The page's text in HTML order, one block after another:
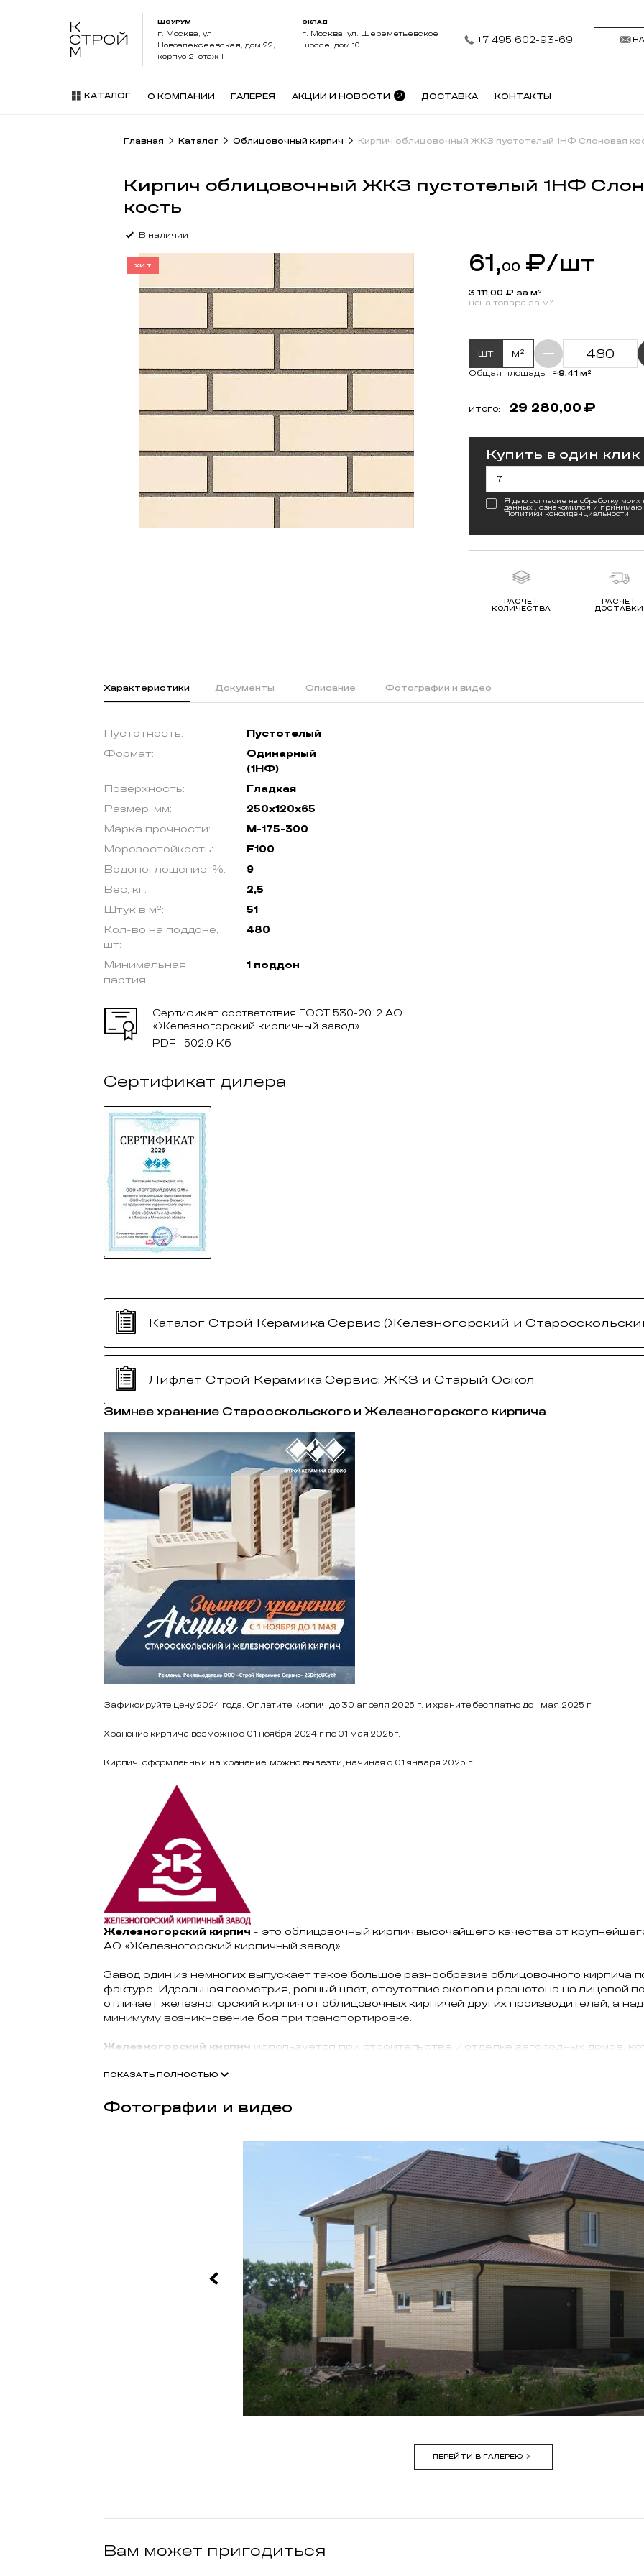
ШОУРУМ
г. Москва, ул.
Новоалексеевская, дом 22,
корпус 2, этаж 1
СКЛАД
г. Москва, ул. Шереметьевское
шоссе, дом 10
+7 495 602-93-69
КАТАЛОГ О КОМПАНИИ ГАЛЕРЕЯ АКЦИИ И НОВОСТИ 2 ДОСТАВКА КОНТАКТЫ
Главная Каталог Облицовочный кирпич Кирпич облицовочный ЖКЗ пустотелый 1НФ Слоновая
Кирпич облицовочный ЖКЗ пустотелый 1НФ
кость
В наличии
ХИТ 61,00 ₽/шт
3 111,00 ₽ за м²
цена товара за м²
шт м²
Общая площадь ≈9.41 м²
ИТОГО: 29 280,00 ₽
Купить в один клик
Я даю согласие на обработку
данных , ознакомился и принимаю
Политики конфиденциальности
РАСЧЕТ
КОЛИЧЕСТВА
РАСЧЕТ
ДОСТАВКИ
Характеристики Документы Описание Фотографии и видео
Пустотность:
Пустотелый
Формат:
Одинарный
(1НФ)
Поверхность:
Гладкая
Размер, мм:
250х120х65
Марка прочности:
М-175-300
Морозостойкость:
F100
Водопоглощение, %:
9
Вес, кг:
2,5
Штук в м²:
51
Кол-во на поддоне,
шт:
480
Минимальная
партия:
1 поддон
Сертификат соответствия ГОСТ 530-2012 АО
«Железногорский кирпичный завод»
PDF , 502.9 Кб
Сертификат дилера
Каталог Строй Керамика Сервис (Железногорский и
Лифлет Строй Керамика Сервис: ЖКЗ и Старый Оскол
Зимнее хранение Старооскольского и Железногорского кирпича
Зафиксируйте цену 2024 года. Оплатите кирпич до 30 апреля 2025 г. и храните бесплатно до 1 мая 2025 г.
Хранение кирпича возможно с 01 ноября 2024 г по 01 мая 2025г.
Кирпич, оформленный на хранение, можно вывезти, начиная с 01 января 2025 г.
Железногорский кирпич - это облицовочный кирпич высочайшего качества от
АО «Железногорский кирпичный завод».
Завод один из немногих выпускает такое большое разнообразие облицовочного кирпича
фактуре. Идеальная геометрия, ровный цвет, отсутствие сколов и разнотона на лицевой
отличает железногорский кирпич от облицовочных кирпичей других производителей, а
минимуму возникновение боя при транспортировке.
Железногорский кирпич используется при строительстве и отделке загородных домов,
Железногорского кирпичного завода в Москву и Московскую область.
ПОКАЗАТЬ ПОЛНОСТЬЮ
Фотографии и видео
ПЕРЕЙТИ В ГАЛЕРЕЮ
Вам может пригодиться